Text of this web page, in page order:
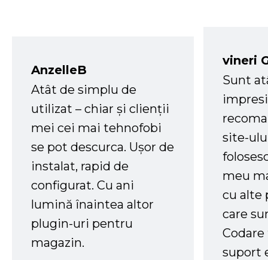
AnzelleB
Atât de simplu de
utilizat – chiar și clienții
mei cei mai tehnofobi
se pot descurca. Ușor de
instalat, rapid de
configurat. Cu ani
lumină înaintea altor
plugin-uri pentru
magazin.
vineri
Sunt
site-
meu
cu alte
care
suport